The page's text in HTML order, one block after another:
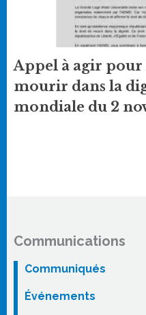
Appel à agir
mourir dans la
mondiale du 2
Communications
Communiqués
Événements